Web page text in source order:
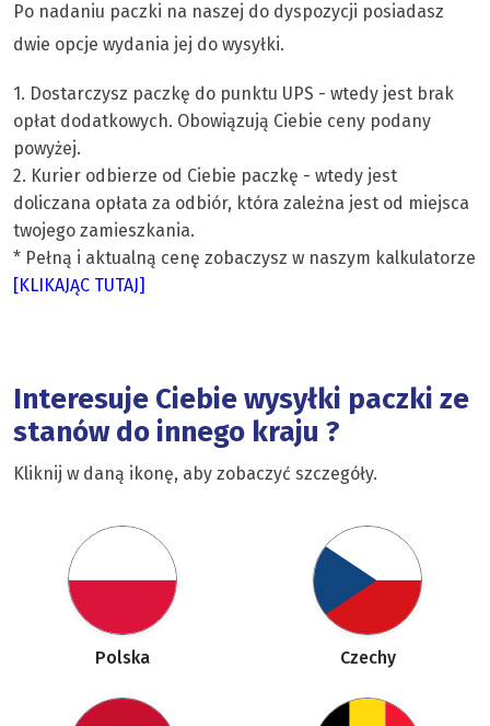
Po nadaniu paczki na naszej do dyspozycji posiadasz
dwie opcje wydania jej do wysyłki.
1. Dostarczysz paczkę do punktu UPS - wtedy jest brak
opłat dodatkowych. Obowiązują Ciebie ceny podany
powyżej.
2. Kurier odbierze od Ciebie paczkę - wtedy jest
doliczana opłata za odbiór, która zależna jest od miejsca
twojego zamieszkania.
* Pełną i aktualną cenę zobaczysz w naszym kalkulatorze
[KLIKAJĄC TUTAJ]
Interesuje Ciebie wysyłki paczki ze
stanów do innego kraju ?
Kliknij w daną ikonę, aby zobaczyć szczegóły.
Polska Czechy